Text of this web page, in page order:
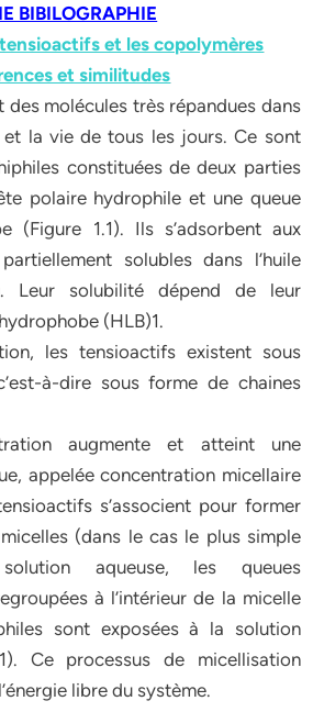
BIBILOGRAPHIE
et les copolymères
et similitudes
molécules très répandues dans
et la vie de tous les jours. Ce sont
constituées de deux parties
polaire hydrophile et une queue
(Figure 1.1). Ils s’adsorbent aux
solubles dans l’huile
Leur solubilité dépend de leur
(HLB)1.
les tensioactifs existent sous
à-dire sous forme de chaines
augmente et atteint une
appelée concentration micellaire
s’associent pour former
(dans le cas le plus simple
aqueuse, les queues
à l’intérieur de la micelle
sont exposées à la solution
Ce processus de micellisation
libre du système.